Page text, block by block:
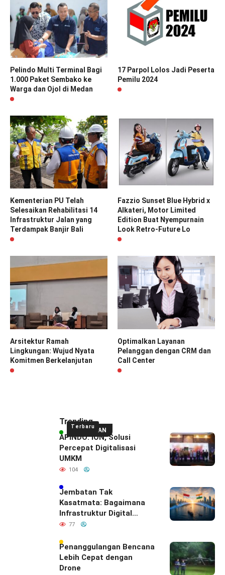
Pelindo Multi Terminal Bagi
1.000 Paket Sembako ke
Warga dan Ojol di Medan
17 Parpol Lolos Jadi Peserta
Pemilu 2024
Kementerian PU Telah
Selesaikan Rehabilitasi 14
Infrastruktur Jalan yang
Terdampak Banjir Bali
Fazzio Sunset Blue Hybrid x
Alkateri, Motor Limited
Edition Buat Nyempurnain
Look Retro-Future Lo
Arsitektur Ramah
Lingkungan: Wujud Nyata
Komitmen Berkelanjutan
Optimalkan Layanan
Pelanggan dengan CRM dan
Call Center
UNGGULAN
Terbaru
Trending
APINDO: ION, Solusi
Percepat Digitalisasi
UMKM
104
Jembatan Tak
Kasatmata: Bagaimana
Infrastruktur Digital
Diam-Diam
Hubungan Indonesia–
India
77
Penanggulangan Bencana
Lebih Cepat dengan
Drone